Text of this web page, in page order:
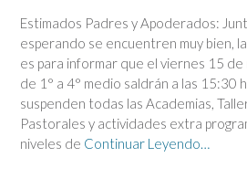
Estimados Padres y Apoderados:
esperando se encuentren muy bien,
es para informar que el viernes 15
de 1° a 4° medio saldrán a las 15:30
suspenden todas las Academias,
Pastorales y actividades extra
niveles de Continuar Leyendo…